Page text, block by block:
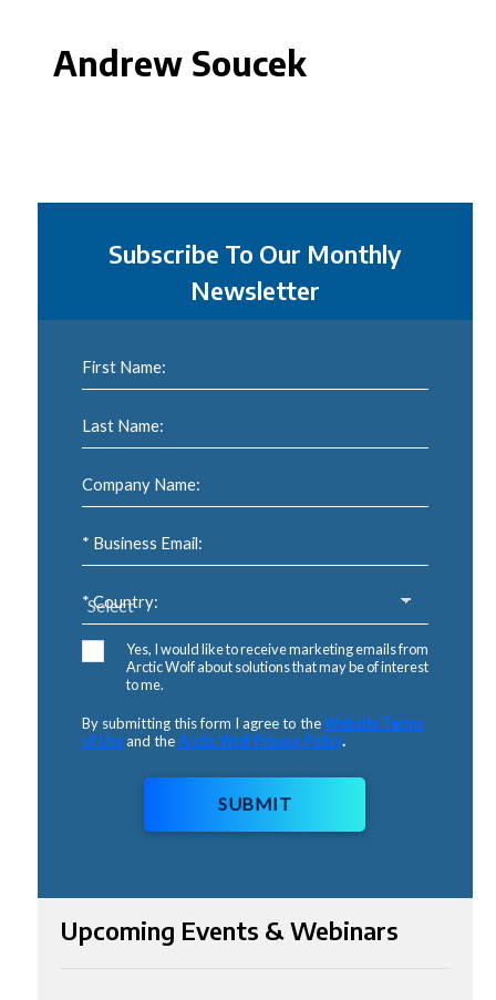
Andrew Soucek
Subscribe To Our Monthly
Newsletter
First Name:
Last Name:
Company Name:
* Business Email:
* Country:
Yes, I would like to receive marketing emails from
Arctic Wolf about solutions that may be of interest
to me.
By submitting this form I agree to theWebsite Terms
of Useand theArctic Wolf Privacy Policy.
SUBMIT
Upcoming Events & Webinars